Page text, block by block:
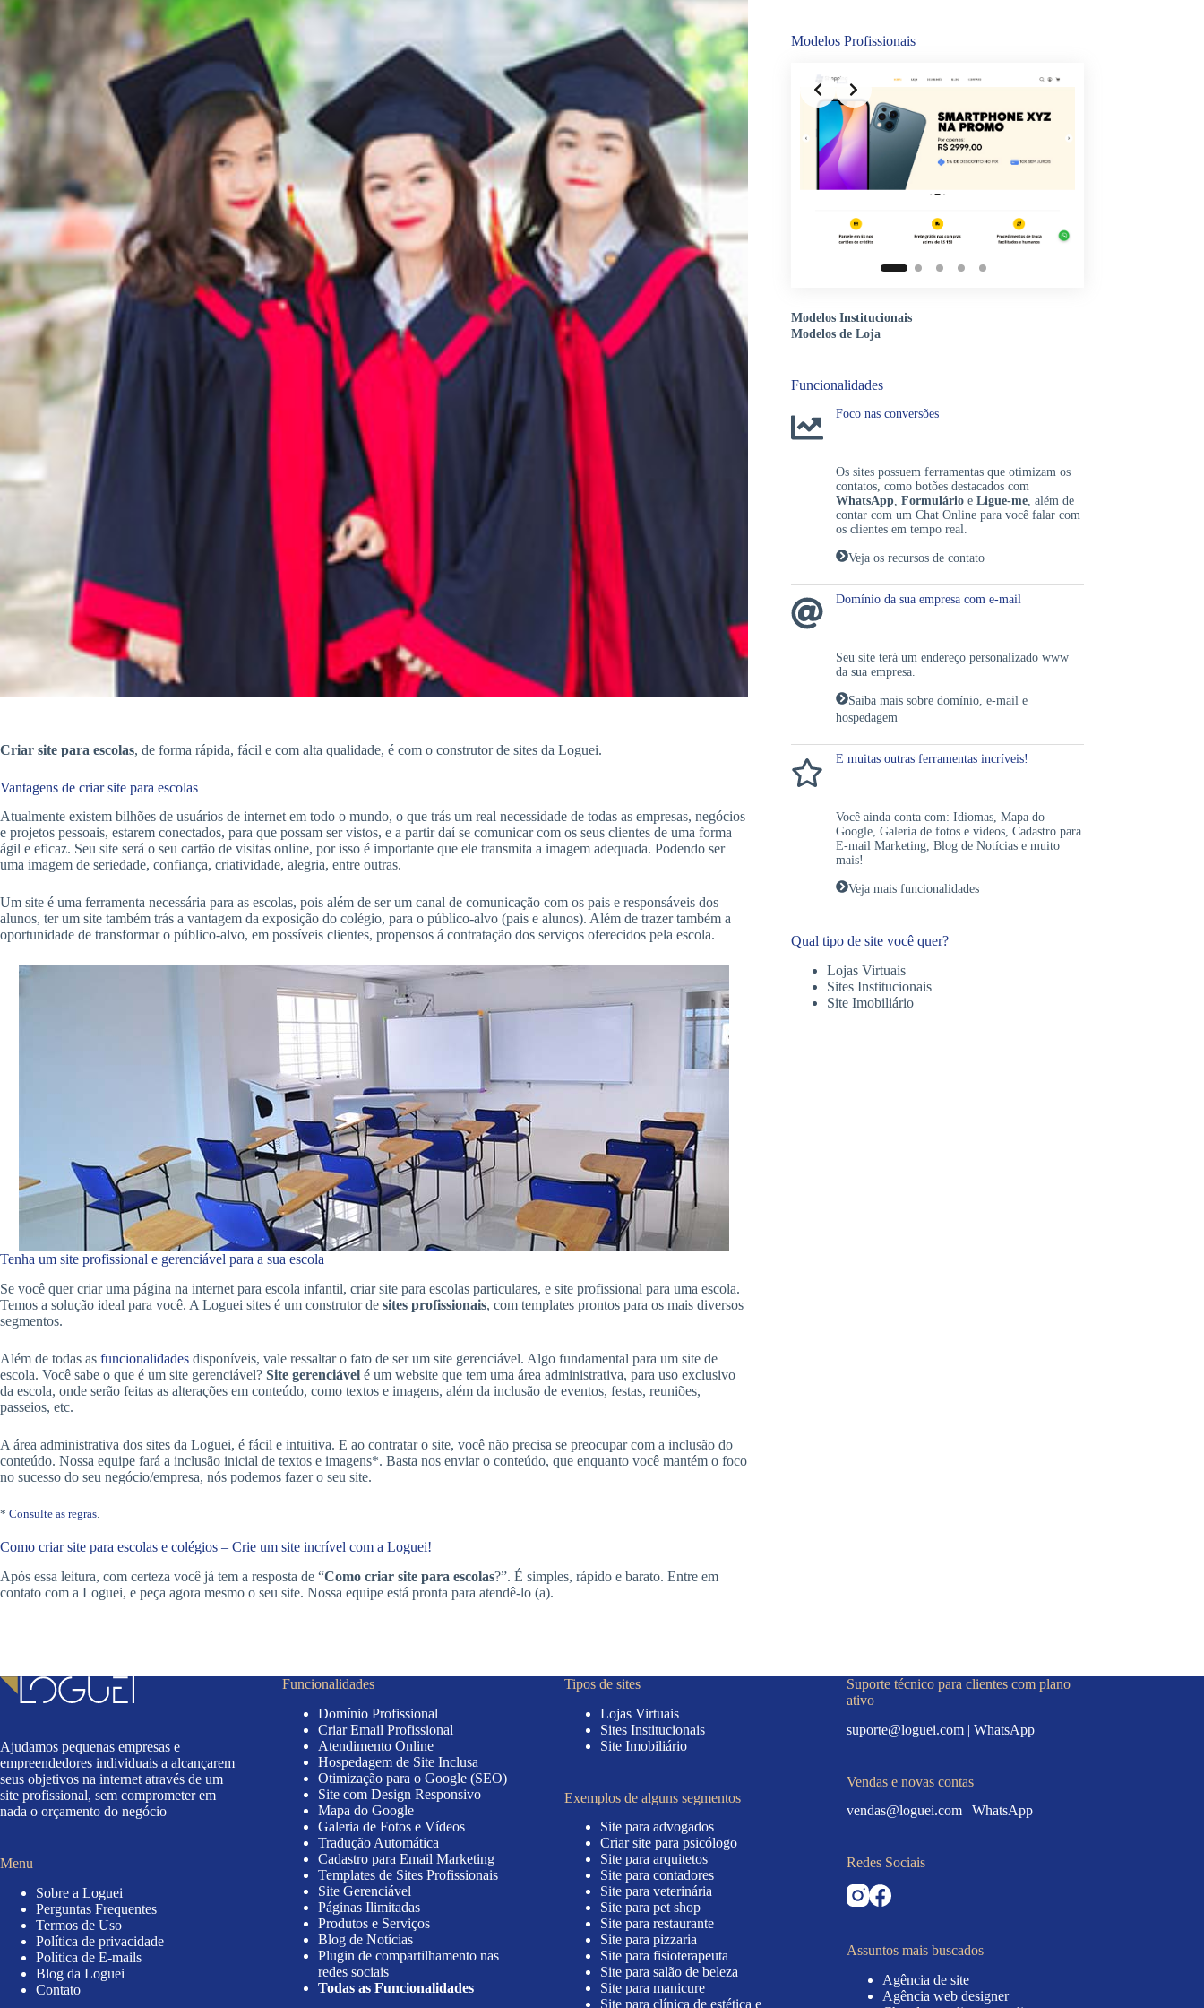
Criar site para escolas, de forma rápida, fácil e com alta qualidade, é com o construtor de sites da Loguei.
Vantagens de criar site para escolas
Atualmente existem bilhões de usuários de internet em todo o mundo, o que trás um real necessidade de todas as empresas, negócios
e projetos pessoais, estarem conectados, para que possam ser vistos, e a partir daí se comunicar com os seus clientes de uma forma
ágil e eficaz. Seu site será o seu cartão de visitas online, por isso é importante que ele transmita a imagem adequada. Podendo ser
uma imagem de seriedade, confiança, criatividade, alegria, entre outras.
Um site é uma ferramenta necessária para as escolas, pois além de ser um canal de comunicação com os pais e responsáveis dos
alunos, ter um site também trás a vantagem da exposição do colégio, para o público-alvo (pais e alunos). Além de trazer também a
oportunidade de transformar o público-alvo, em possíveis clientes, propensos á contratação dos serviços oferecidos pela escola.
Tenha um site profissional e gerenciável para a sua escola
Se você quer criar uma página na internet para escola infantil, criar site para escolas particulares, e site profissional para uma escola.
Temos a solução ideal para você. A Loguei sites é um construtor de sites profissionais, com templates prontos para os mais diversos
segmentos.
Além de todas as funcionalidades disponíveis, vale ressaltar o fato de ser um site gerenciável. Algo fundamental para um site de
escola. Você sabe o que é um site gerenciável? Site gerenciável é um website que tem uma área administrativa, para uso exclusivo
da escola, onde serão feitas as alterações em conteúdo, como textos e imagens, além da inclusão de eventos, festas, reuniões,
passeios, etc.
A área administrativa dos sites da Loguei, é fácil e intuitiva. E ao contratar o site, você não precisa se preocupar com a inclusão do
conteúdo. Nossa equipe fará a inclusão inicial de textos e imagens*. Basta nos enviar o conteúdo, que enquanto você mantém o foco
no sucesso do seu negócio/empresa, nós podemos fazer o seu site.
* Consulte as regras.
Como criar site para escolas e colégios – Crie um site incrível com a Loguei!
Após essa leitura, com certeza você já tem a resposta de “Como criar site para escolas?”. É simples, rápido e barato. Entre em
contato com a Loguei, e peça agora mesmo o seu site. Nossa equipe está pronta para atendê-lo (a).
Modelos Profissionais
Modelos Institucionais
Modelos de Loja
Funcionalidades
Foco nas conversões
Os sites possuem ferramentas que otimizam os
contatos, como botões destacados com
WhatsApp ,Formulário eLigue-me , além de
contar com umChat Online para você falar com
os clientes em tempo real.
Veja os recursos de contato
Domínio da sua empresa com e-mail
Seu site terá um endereço personalizado www
da sua empresa.
Saiba mais sobre domínio, e-mail e
hospedagem
E muitas outras ferramentas incríveis!
Você ainda conta com:Idiomas ,Mapa do
Google ,Galeria de fotos e vídeos ,Cadastro para
E-mail Marketing ,Blog de Notícias e muito
mais!
Veja mais funcionalidades
Qual tipo de site você quer?
Lojas Virtuais
Sites Institucionais
Site Imobiliário
Ajudamos pequenas empresas e
empreendedores individuais a alcançarem
seus objetivos na internet através de um
site profissional, sem comprometer em
nada o orçamento do negócio
Menu
Sobre a Loguei
Perguntas Frequentes
Termos de Uso
Política de privacidade
Política de E-mails
Blog da Loguei
Contato
Funcionalidades
Domínio Profissional
Criar Email Profissional
Atendimento Online
Hospedagem de Site Inclusa
Otimização para o Google (SEO)
Site com Design Responsivo
Mapa do Google
Galeria de Fotos e Vídeos
Tradução Automática
Cadastro para Email Marketing
Templates de Sites Profissionais
Site Gerenciável
Páginas Ilimitadas
Produtos e Serviços
Blog de Notícias
Plugin de compartilhamento nas
redes sociais
Todas as Funcionalidades
Tipos de sites
Lojas Virtuais
Sites Institucionais
Site Imobiliário
Exemplos de alguns segmentos
Site para advogados
Criar site para psicólogo
Site para arquitetos
Site para contadores
Site para veterinária
Site para pet shop
Site para restaurante
Site para pizzaria
Site para fisioterapeuta
Site para salão de beleza
Site para manicure
Site para clínica de estética e
Suporte técnico para clientes com plano
ativo
suporte@loguei.com| WhatsApp
Vendas e novas contas
vendas@loguei.com| WhatsApp
Redes Sociais
Assuntos mais buscados
Agência de site
Agência web designer